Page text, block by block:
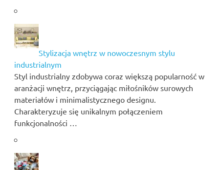
Stylizacja wnętrz w nowoczesnym stylu
industrialnym
Styl industrialny zdobywa coraz większą popularność w
aranżacji wnętrz, przyciągając miłośników surowych
materiałów i minimalistycznego designu.
Charakteryzuje się unikalnym połączeniem
funkcjonalności …